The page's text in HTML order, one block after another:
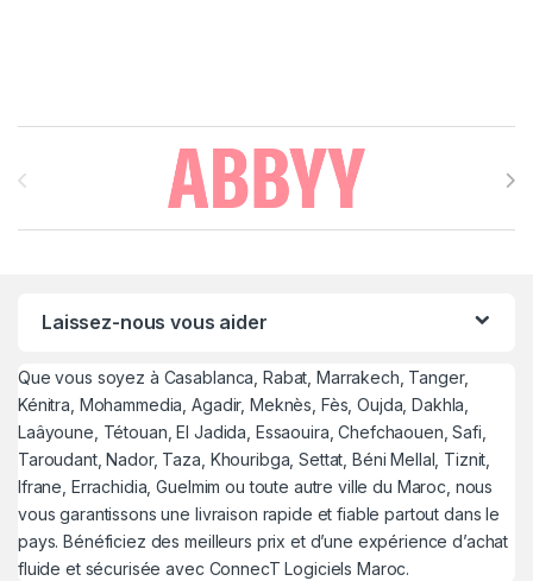
Brands Carousel
Laissez-nous vous aider
Que vous soyez à Casablanca, Rabat, Marrakech, Tanger,
Kénitra, Mohammedia, Agadir, Meknès, Fès, Oujda, Dakhla,
Laâyoune, Tétouan, El Jadida, Essaouira, Chefchaouen, Safi,
Taroudant, Nador, Taza, Khouribga, Settat, Béni Mellal, Tiznit,
Ifrane, Errachidia, Guelmim ou toute autre ville du Maroc, nous
vous garantissons une livraison rapide et fiable partout dans le
pays. Bénéficiez des meilleurs prix et d’une expérience d’achat
fluide et sécurisée avec ConnecT Logiciels Maroc.